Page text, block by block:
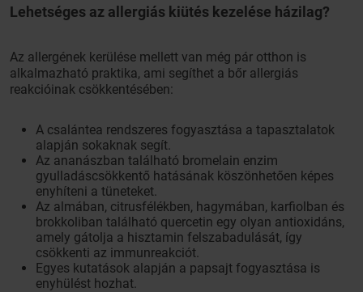
Lehetséges az allergiás kiütés kezelése házilag?
Az allergének kerülése mellett van még pár otthon is
alkalmazható praktika, ami segíthet a bőr allergiás
reakcióinak csökkentésében:
A csalántea rendszeres fogyasztása a tapasztalatok
alapján sokaknak segít.
Az ananászban található bromelain enzim
gyulladáscsökkentő hatásának köszönhetően képes
enyhíteni a tüneteket.
Az almában, citrusfélékben, hagymában, karfiolban és
brokkoliban található quercetin egy olyan antioxidáns,
amely gátolja a hisztamin felszabadulását, így
csökkenti az immunreakciót.
Egyes kutatások alapján a papsajt fogyasztása is
enyhülést hozhat.